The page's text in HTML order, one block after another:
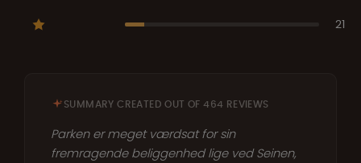
21
SUMMARY CREATED OUT OF 464 REVIEWS
Parken er meget værdsat for sin
fremragende beliggenhed lige ved Seinen,